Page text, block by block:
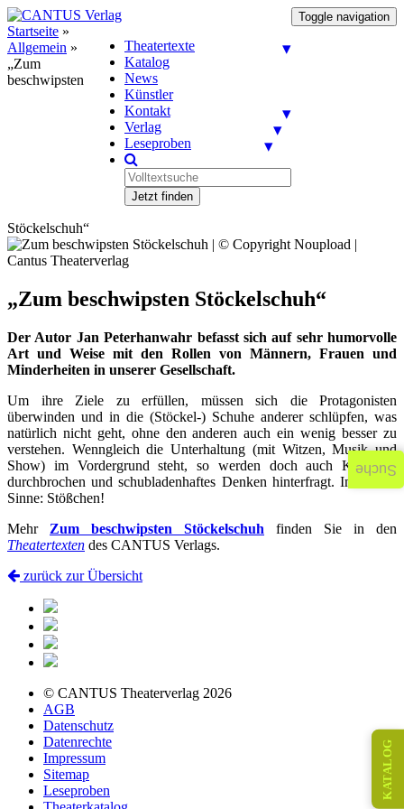
Toggle navigation
Theatertexte
Katalog
News
Künstler
Kontakt
Verlag
Leseproben
Jetzt finden
Startseite »
Allgemein »
„Zum
beschwipsten
Stöckelschuh“
„Zum beschwipsten Stöckelschuh“
Der Autor Jan Peterhanwahr befasst sich auf sehr humorvolle
Art und Weise mit den Rollen von Männern, Frauen und
Minderheiten in unserer Gesellschaft.
Um ihre Ziele zu erfüllen, müssen sich die Protagonisten
überwinden und in die (Stöckel-) Schuhe anderer schlüpfen, was
natürlich nicht geht, ohne den anderen auch ein wenig besser zu
verstehen. Wenngleich die Unterhaltung (mit Witzen, Musik und
Show) im Vordergrund steht, so werden doch auch Klischees
durchbrochen und schubladenhaftes Denken hinterfragt. In diesem
Sinne: Stößchen!
Mehr Zum beschwipsten Stöckelschuh finden Sie in den
Theatertexten des CANTUS Verlags.
zurück zur Übersicht
© CANTUS Theaterverlag 2026
AGB
Datenschutz
Datenrechte
Impressum
Sitemap
Leseproben
KATALOG
Suche